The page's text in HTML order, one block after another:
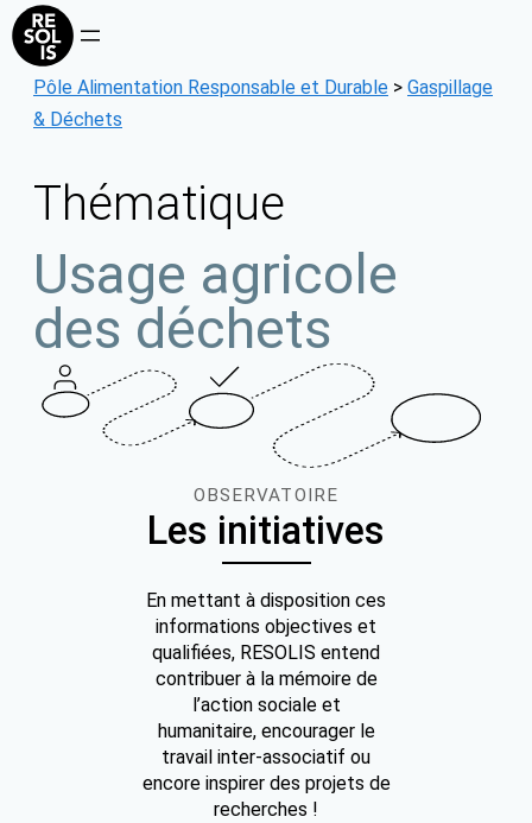
Aller
au
contenu
Pôle Alimentation Responsable et Durable > Gaspillage
& Déchets
Thématique
Usage agricole
des déchets
OBSERVATOIRE
Les initiatives
En mettant à disposition ces
informations objectives et
qualifiées, RESOLIS entend
contribuer à la mémoire de
l’action sociale et
humanitaire, encourager le
travail inter-associatif ou
encore inspirer des projets de
recherches !